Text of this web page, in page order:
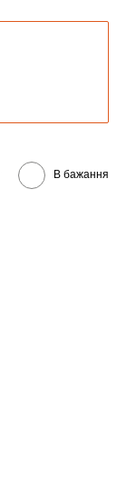
В бажання